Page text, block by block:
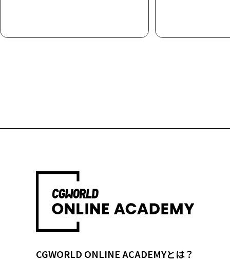
CGWORLD ONLINE ACADEMYとは？